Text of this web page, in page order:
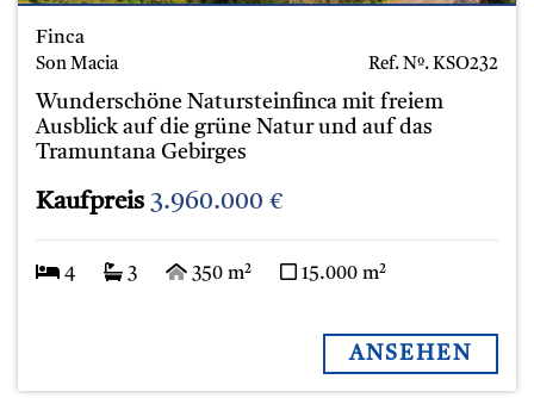
Finca
Son Macia Ref. Nº. KSO232
Wunderschöne Natursteinfinca mit freiem
Ausblick auf die grüne Natur und auf das
Tramuntana Gebirges
Kaufpreis 3.960.000 €
4 3 350 m² 15.000 m²
ANSEHEN